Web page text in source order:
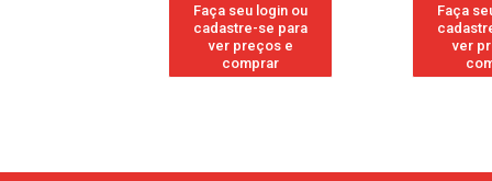
Faça seu login ou
cadastre-se para
ver preços e
comprar
Faça
ver